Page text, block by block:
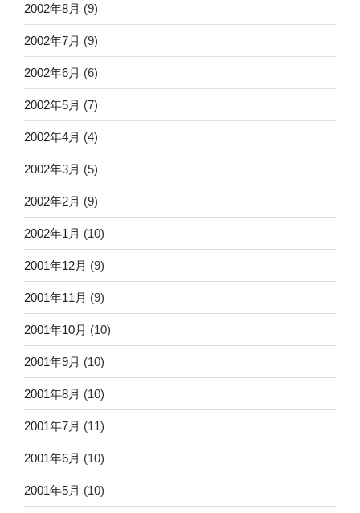
2002年8月 (9)
2002年7月 (9)
2002年6月 (6)
2002年5月 (7)
2002年4月 (4)
2002年3月 (5)
2002年2月 (9)
2002年1月 (10)
2001年12月 (9)
2001年11月 (9)
2001年10月 (10)
2001年9月 (10)
2001年8月 (10)
2001年7月 (11)
2001年6月 (10)
2001年5月 (10)